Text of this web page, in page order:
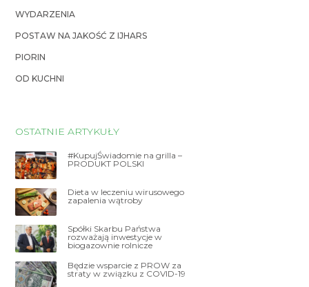
WYDARZENIA
POSTAW NA JAKOŚĆ Z IJHARS
PIORIN
OD KUCHNI
OSTATNIE ARTYKUŁY
#KupujŚwiadomie na grilla –
PRODUKT POLSKI
Dieta w leczeniu wirusowego
zapalenia wątroby
Spółki Skarbu Państwa
rozważają inwestycje w
biogazownie rolnicze
Będzie wsparcie z PROW za
straty w związku z COVID-19